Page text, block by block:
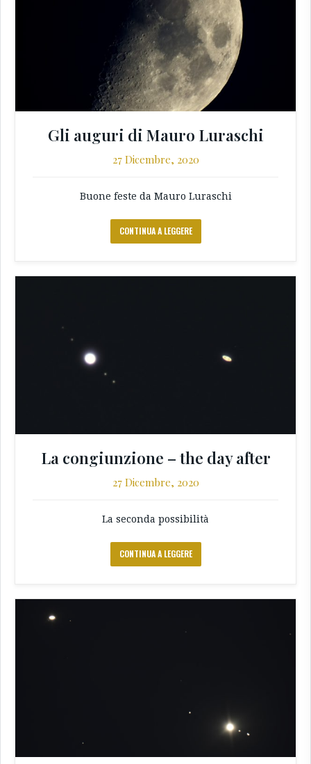
Gli auguri di Mauro Luraschi
27 Dicembre, 2020
Buone feste da Mauro Luraschi
CONTINUA A LEGGERE
La congiunzione – the day after
27 Dicembre, 2020
La seconda possibilità
CONTINUA A LEGGERE